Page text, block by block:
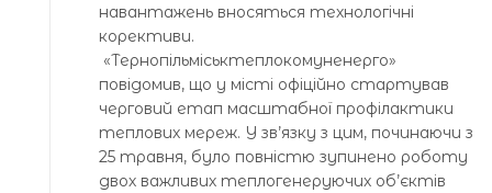
навантажень вносяться технологічні
корективи.
«Тернопільміськтеплокомуненерго»
повідомив, що у місті офіційно стартував
черговий етап масштабної профілактики
теплових мереж. У зв’язку з цим, починаючи з
25 травня, було повністю зупинено роботу
двох важливих теплогенеруючих об’єктів